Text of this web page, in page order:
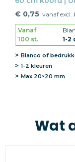
€ 0,75 vanaf excl.
Vanaf
100 st.
1-2
Blanco of
1-2 kleuren
Max 20×20 mm
Wat